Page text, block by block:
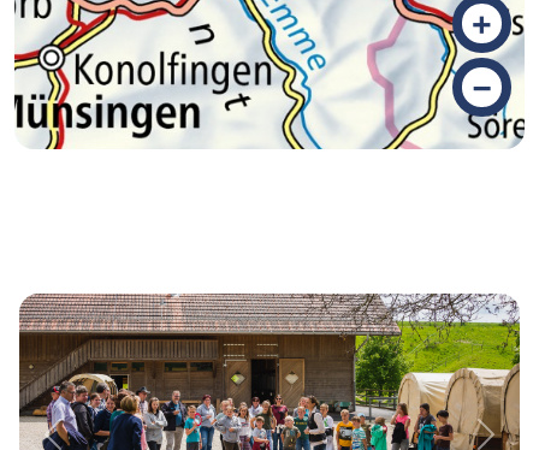
+
–